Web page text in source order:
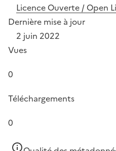
Licence Ouverte / Open
Dernière mise à jour
2 juin 2022
Vues
0
Téléchargements
0